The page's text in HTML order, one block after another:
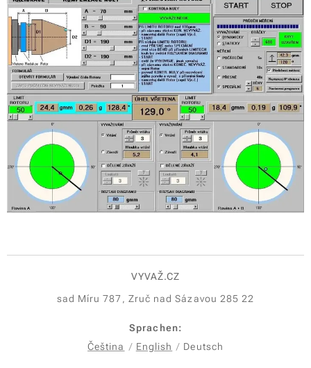
VYVAŽ.CZ
sad Míru 787, Zruč nad Sázavou 285 22
Sprachen
Čeština
English Deutsch